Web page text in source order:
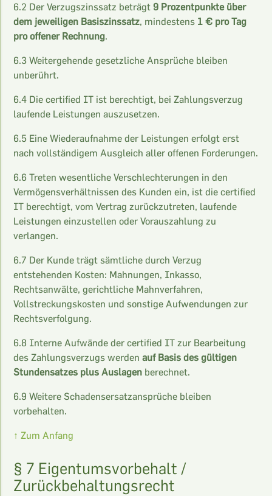
6.2 Der Verzugszinssatz beträgt 9 Prozentpunkte über
dem jeweiligen Basiszinssatz, mindestens 1 € pro Tag
pro offener Rechnung.
6.3 Weitergehende gesetzliche Ansprüche bleiben
unberührt.
6.4 Die certified IT ist berechtigt, bei Zahlungsverzug
laufende Leistungen auszusetzen.
6.5 Eine Wiederaufnahme der Leistungen erfolgt erst
nach vollständigem Ausgleich aller offenen Forderungen.
6.6 Treten wesentliche Verschlechterungen in den
Vermögensverhältnissen des Kunden ein, ist die certified
IT berechtigt, vom Vertrag zurückzutreten, laufende
Leistungen einzustellen oder Vorauszahlung zu
verlangen.
6.7 Der Kunde trägt sämtliche durch Verzug
entstehenden Kosten: Mahnungen, Inkasso,
Rechtsanwälte, gerichtliche Mahnverfahren,
Vollstreckungskosten und sonstige Aufwendungen zur
Rechtsverfolgung.
6.8 Interne Aufwände der certified IT zur Bearbeitung
des Zahlungsverzugs werdenauf Basis des gültigen
Stundensatzes plus Auslagen berechnet.
6.9 Weitere Schadensersatzansprüche bleiben
vorbehalten.
↑ Zum Anfang
§ 7 Eigentumsvorbehalt /
Zurückbehaltungsrecht